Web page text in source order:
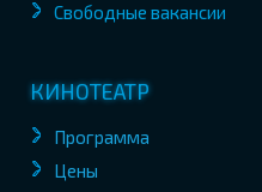
Свободные вакансии
КИНОТЕАТР
Программа
Цены